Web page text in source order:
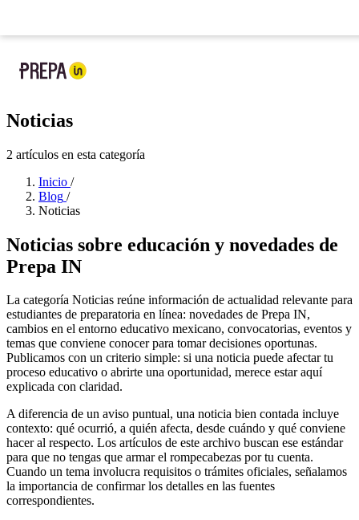
Noticias
2 artículos en esta categoría
Inicio /
Blog /
Noticias
Noticias sobre educación y novedades de
Prepa IN
La categoría Noticias reúne información de actualidad relevante para
estudiantes de preparatoria en línea: novedades de Prepa IN,
cambios en el entorno educativo mexicano, convocatorias, eventos y
temas que conviene conocer para tomar decisiones oportunas.
Publicamos con un criterio simple: si una noticia puede afectar tu
proceso educativo o abrirte una oportunidad, merece estar aquí
explicada con claridad.
A diferencia de un aviso puntual, una noticia bien contada incluye
contexto: qué ocurrió, a quién afecta, desde cuándo y qué conviene
hacer al respecto. Los artículos de este archivo buscan ese estándar
para que no tengas que armar el rompecabezas por tu cuenta.
Cuando un tema involucra requisitos o trámites oficiales, señalamos
la importancia de confirmar los detalles en las fuentes
correspondientes.